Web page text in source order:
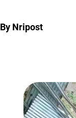
By Nripost